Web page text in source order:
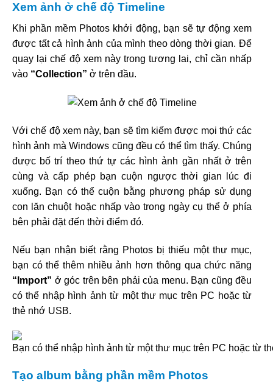
Xem ảnh ở chế độ Timeline
Khi phần mềm Photos khởi động, bạn sẽ tự động xem
được tất cả hình ảnh của mình theo dòng thời gian. Để
quay lại chế độ xem này trong tương lai, chỉ cần nhấp
vào “Collection” ở trên đầu.
Với chế độ xem này, bạn sẽ tìm kiếm được mọi thứ các
hình ảnh mà Windows cũng đều có thể tìm thấy. Chúng
được bố trí theo thứ tự các hình ảnh gần nhất ở trên
cùng và cấp phép bạn cuộn ngược thời gian lúc đi
xuống. Bạn có thể cuộn bằng phương pháp sử dụng
con lăn chuột hoặc nhấp vào trong ngày cụ thể ở phía
bên phải đặt đến thời điểm đó.
Nếu bạn nhận biết rằng Photos bị thiếu một thư mục,
bạn có thể thêm nhiều ảnh hơn thông qua chức năng
“Import” ở góc trên bên phải của menu. Bạn cũng đều
có thể nhập hình ảnh từ một thư mục trên PC hoặc từ
thẻ nhớ USB.
Tạo album bằng phần mềm Photos